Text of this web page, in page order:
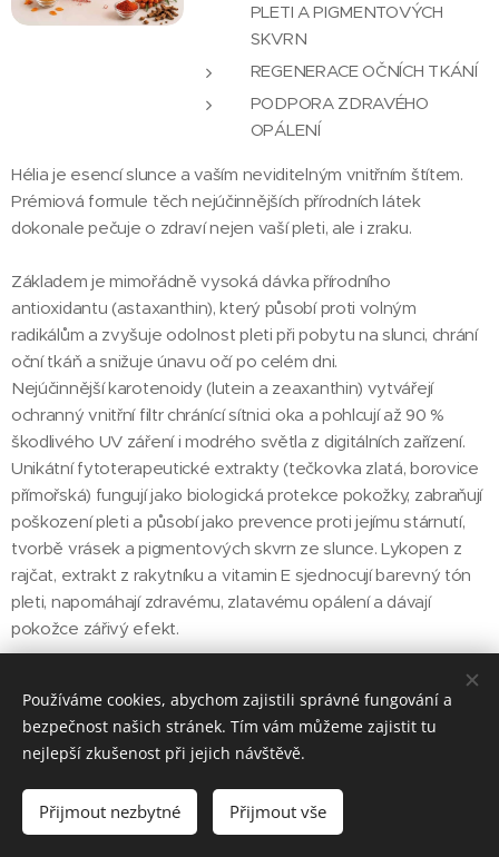
PLETI A PIGMENTOVÝCH
SKVRN
REGENERACE OČNÍCH TKÁNÍ
PODPORA ZDRAVÉHO
OPÁLENÍ
Hélia je esencí slunce a vaším neviditelným vnitřním štítem.
Prémiová formule těch nejúčinnějších přírodních látek
dokonale pečuje o zdraví nejen vaší pleti, ale i zraku.
Základem je mimořádně vysoká dávka přírodního
antioxidantu (astaxanthin), který působí proti volným
radikálům a zvyšuje odolnost pleti při pobytu na slunci, chrání
oční tkáň a snižuje únavu očí po celém dni.
Nejúčinnější karotenoidy (lutein a zeaxanthin) vytvářejí
ochranný vnitřní filtr chránící sítnici oka a pohlcují až 90 %
škodlivého UV záření i modrého světla z digitálních zařízení.
Unikátní fytoterapeutické extrakty (tečkovka zlatá, borovice
přímořská) fungují jako biologická protekce pokožky, zabraňují
poškození pleti a působí jako prevence proti jejímu stárnutí,
tvorbě vrásek a pigmentových skvrn ze slunce. Lykopen z
rajčat, extrakt z rakytníku a vitamin E sjednocují barevný tón
pleti, napomáhají zdravému, zlatavému opálení a dávají
pokožce zářivý efekt.
Maximální dokonalosti a bezpečného opálení dosáhnete díky
kombinaci s produkty Hébé beauty booster, Solara spf 30 a
Solara balm.
Účinné ingredience:
Astaxanthin, lutein, zeaxanthin, lykopen, extrakty z
tečkovky zlaté, borovice přímořské a rakytníku
Používáme cookies, abychom zajistili správné fungování a
bezpečnost našich stránek. Tím vám můžeme zajistit tu
nejlepší zkušenost při jejich návštěvě.
Přijmout nezbytné Přijmout vše